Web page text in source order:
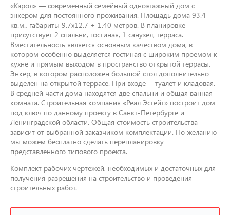
«Кэрол» — современный семейный одноэтажный дом с
энкером для постоянного проживания. Площадь дома 93.4
кв.м., габариты 9.7х12.7 + 1.40 метров. В планировке
присутствует 2 спальни, гостиная, 1 санузел, терраса.
Вместительность является основным качеством дома, в
котором особенно выделяется гостиная с широким проемом к
кухне и прямым выходом в пространство открытой террасы.
Энкер, в котором расположен большой стол дополнительно
выделен на открытой террасе. При входе - туалет и кладовая.
В средней части дома находятся две спальни и общая ванная
комната. Строительная компания «Реал Эстейт» построит дом
под ключ по данному проекту в Санкт-Петербурге и
Ленинградской области. Общая стоимость строительства
зависит от выбранной заказчиком комплектации. По желанию
мы можем бесплатно сделать перепланировку
представленного типового проекта.
Комплект рабочих чертежей, необходимых и достаточных для
получения разрешения на строительство и проведения
строительных работ.